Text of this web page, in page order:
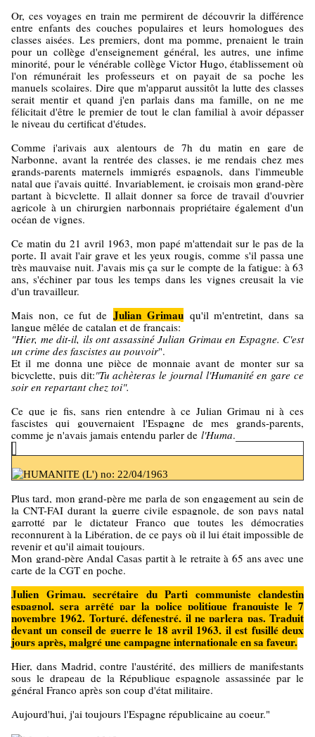
Or, ces voyages en train me permirent de découvrir la différence
entre enfants des couches populaires et leurs homologues des
classes aisées. Les premiers, dont ma pomme, prenaient le train
pour un collège d'enseignement général, les autres, une infime
minorité, pour le vénérable collège Victor Hugo, établissement où
l'on rémunérait les professeurs et on payait de sa poche les
manuels scolaires. Dire que m'apparut aussitôt la lutte des classes
serait mentir et quand j'en parlais dans ma famille, on ne me
félicitait d'être le premier de tout le clan familial à avoir dépasser
le niveau du certificat d'études.
Comme j'arivais aux alentours de 7h du matin en gare de
Narbonne, avant la rentrée des classes, je me rendais chez mes
grands-parents maternels immigrés espagnols, dans l'immeuble
natal que j'avais quitté. Invariablement, je croisais mon grand-père
partant à bicyclette. Il allait donner sa force de travail d'ouvrier
agricole à un chirurgien narbonnais propriétaire également d'un
océan de vignes.
Ce matin du 21 avril 1963, mon papé m'attendait sur le pas de la
porte.Il avait l'air grave et les yeux rougis, comme s'il passa une
très mauvaise nuit. J'avais mis ça sur le compte de la fatigue: à 63
ans, s'échiner par tous les temps dans les vignes creusait la vie
d'un travailleur.
Mais non, ce fut de Julian Grimauqu'il m'entretint, dans sa
langue mêlée de catalan et de français:
"Hier, me dit-il, ils ont assassiné Julian Grimau en Espagne. C'est
un crime des fascistes au pouvoir".
Et il me donna une pièce de monnaie avant de monter sur sa
bicyclette, puis dit:"Tu achèteras le journal l'Humanité en gare ce
soir en repartant chez toi".
Ce que je fis, sans rien entendre à ce Julian Grimau ni à ces
fascistes qui gouvernaient l'Espagne de mes grands-parents,
comme je n'avais jamais entendu parler de l'Huma.
Plus tard, mon grand-père me parla de son engagement au sein de
la CNT-FAI durant la guerre civile espagnole, de son pays natal
garrotté par le dictateur Franco que toutes les démocraties
reconnurent à la Libération, de ce pays où il lui était impossible de
revenir et qu'il aimait toujours.
Mon grand-père Andal Casas partit à le retraite à 65 ans avec une
carte de la CGT en poche.
Julien Grimau, secrétaire du Parti communiste clandestin
espagnol, sera arrêté par la police politique franquiste le 7
novembre 1962. Torturé, défenestré, il ne parlera pas. Traduit
devant un conseil de guerre le 18 avril 1963, il est fusillé deux
jours après, malgré une campagne internationale en sa faveur.
Hier, dans Madrid, contre l'austérité, des milliers de manifestants
sous le drapeau de la République espagnole assassinée par le
général Franco après son coup d'état militaire.
Aujourd'hui, j'ai toujours l'Espagne républicaine au coeur."